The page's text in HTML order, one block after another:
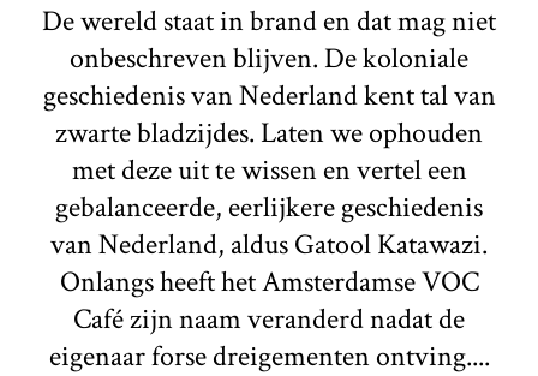
De wereld staat in brand en dat mag niet
onbeschreven blijven. De koloniale
geschiedenis van Nederland kent tal van
zwarte bladzijdes. Laten we ophouden
met deze uit te wissen en vertel een
gebalanceerde, eerlijkere geschiedenis
van Nederland, aldus Gatool Katawazi.
Onlangs heeft het Amsterdamse VOC
Café zijn naam veranderd nadat de
eigenaar forse dreigementen ontving....